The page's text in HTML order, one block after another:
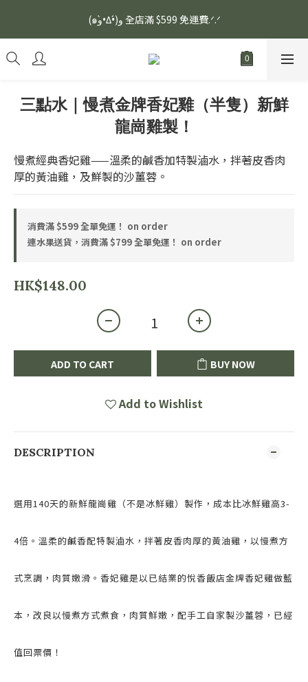
安眠熟睡、穩定血壓、瞓醒精神更集中🌿ASONE GABA TEA 如一
舒眠茶（15入）｜優質養生高山茶
(๑و•̀Δ•́)و 全店滿 $599 免運費.ᐟ.ᐟ
安眠熟睡、穩定血壓、瞓醒精神更集中🌿ASONE GABA TEA 如一
舒眠茶（15入）｜優質養生高山茶
三點水｜慢煮金牌香妃雞（半隻）新鮮
龍崗雞製！
慢煮經典香妃雞——溫柔的鹹香加特製滷水，拌著皮香肉
厚的黃油雞，及鮮製的沙薑蓉。
消費滿 $599 全單免運！ on order
連水果送貨，消費滿 $799 全單免運！ on order
HK$148.00
ADD TO CART BUY NOW
Add to Wishlist
DESCRIPTION
選用140天的新鮮龍崗雞（不是冰鮮雞）製作，成本比冰鮮雞高3-
4倍。溫柔的鹹香配特製滷水，拌著皮香肉厚的黃油雞， 以慢煮方
式烹調，肉質嫩滑。 香妃雞是以已結業的悅香飯店金牌香妃雞做藍
本，改良以慢煮方式煮食，肉質鮮嫩，配手工自家製沙薑蓉，已經
值回票價！